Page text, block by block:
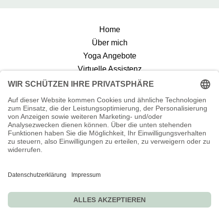
Home
Über mich
Yoga Angebote
Virtuelle Assistenz
Reiseblog
Kontakt
0
Hobisjourney – Copyright 2024. Alle Rechte vorbehalten.